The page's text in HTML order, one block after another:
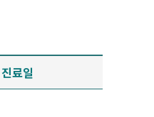
진료일